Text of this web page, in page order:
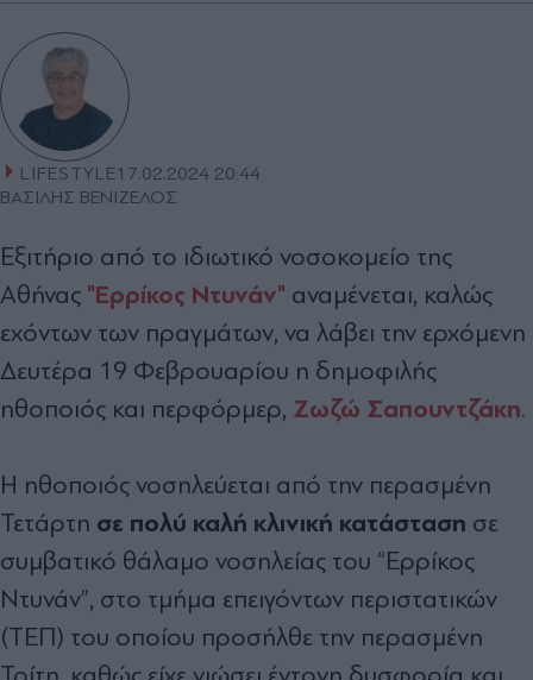
LIFESTYLE17.02.2024 20:44
ΒΑΣΙΛΗΣ ΒΕΝΙΖΕΛΟΣ
Εξιτήριο από το ιδιωτικό νοσοκομείο της
Αθήνας "Ερρίκος Ντυνάν" αναμένεται, καλώς
εχόντων των πραγμάτων, να λάβει την ερχόμενη
Δευτέρα 19 Φεβρουαρίου η δημοφιλής
ηθοποιός και περφόρμερ, Ζωζώ Σαπουντζάκη.
Η ηθοποιός νοσηλεύεται από την περασμένη
Τετάρτη σε πολύ καλή κλινική κατάσταση σε
συμβατικό θάλαμο νοσηλείας του “Ερρίκος
Ντυνάν”, στο τμήμα επειγόντων περιστατικών
(ΤΕΠ) του οποίου προσήλθε την περασμένη